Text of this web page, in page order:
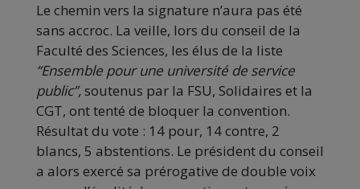
Le chemin vers la signature n’aura pas été
sans accroc. La veille, lors du conseil de la
Faculté des Sciences, les élus de la liste
“Ensemble pour une université de service
public”,soutenus par la FSU, Solidaires et la
CGT, ont tenté de bloquer la convention.
Résultat du vote : 14 pour, 14 contre, 2
blancs, 5 abstentions. Le président du conseil
a alors exercé sa prérogative de double voix